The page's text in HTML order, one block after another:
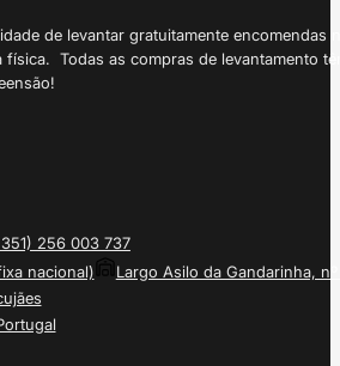
de levantar gratuitamente
física. Todas as compras de levantamento
256 003 737
nacional)
Largo Asilo da Gandarinha, nº